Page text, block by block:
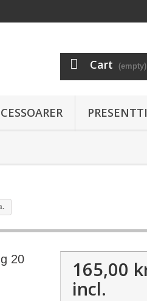
Cart (empty)
20
165,00
incl.